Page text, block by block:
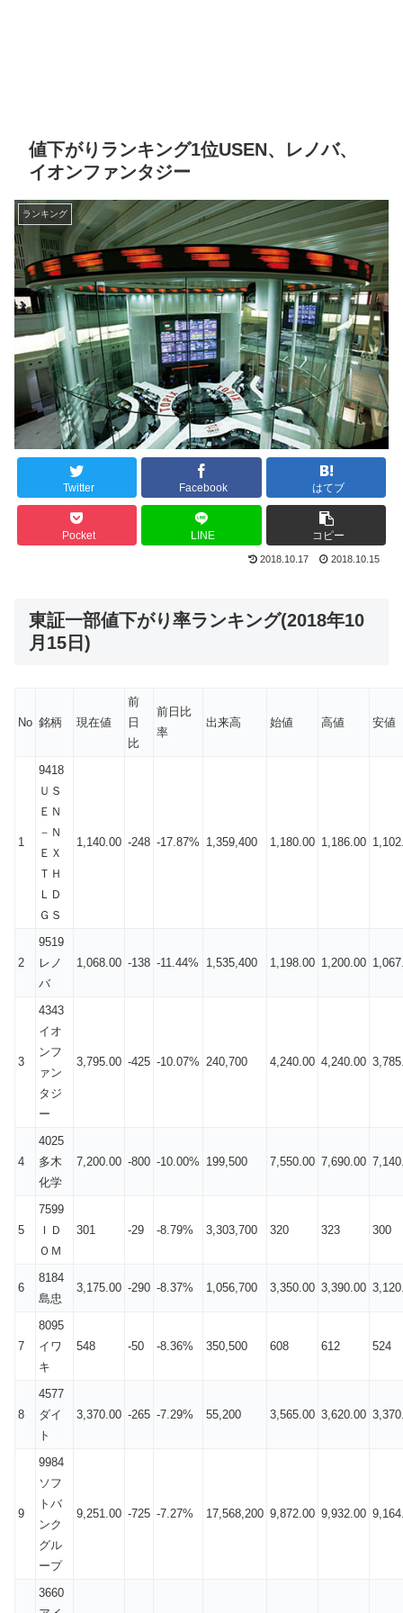
値下がりランキング1位USEN、レノバ、
イオンファンタジー
ランキング
Twitter Facebook はてブ
Pocket LINE コピー
2018.10.17 2018.10.15
東証一部値下がり率ランキング(2018年10
月15日)
No 銘柄 現在値
前
日
比
前日比
率
出来高 始値 高値 安値
1
9418
ＵＳ
ＥＮ
－Ｎ
ＥＸ
ＴＨ
ＬＤ
ＧＳ
1,140.00 -248 -17.87% 1,359,400 1,180.00 1,186.00
2
9519
レノ
バ
1,068.00 -138 -11.44% 1,535,400 1,198.00 1,200.00
3
4343
イオ
ンフ
ァン
タジ
ー
3,795.00 -425 -10.07% 240,700 4,240.00 4,240.00
4
4025
多木
化学
7,200.00 -800 -10.00% 199,500 7,550.00 7,690.00
5
7599
ＩＤ
ＯＭ
301 -29 -8.79% 3,303,700 320 323 300
6
8184
島忠
3,175.00 -290 -8.37% 1,056,700 3,350.00 3,390.00
7
8095
イワ
キ
548 -50 -8.36% 350,500 608 612 524
8
4577
ダイ
ト
3,370.00 -265 -7.29% 55,200 3,565.00 3,620.00
9
9984
ソフ
トバ
ンク
グル
ープ
9,251.00 -725 -7.27% 17,568,200 9,872.00 9,932.00
3660